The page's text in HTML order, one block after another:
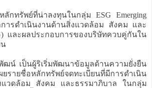
กทรัพย์ที่น่าลงทุนในกลุ่ม ESG Emerging
ารดำเนินงานด้านสิ่งแวดล้อม สังคม และ
และผลประกอบการของบริษัทควบคู่กันใน
น
ฒน์ เป็นผู้ริเริ่มพัฒนาข้อมูลด้านความยั่งยืน
ยรายชื่อหลักทรัพย์จดทะเบียนที่มีการดำเนิน
แวดล้อม สังคม และธรรมาภิบาล ในกลุ่ม